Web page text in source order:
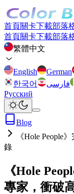
首頁關卡下載部落
首頁關卡下載部落
繁體中文
English German
한국어
فارسی
Русский
Blog
《Hole People
錄
《Hole
專家，衝破